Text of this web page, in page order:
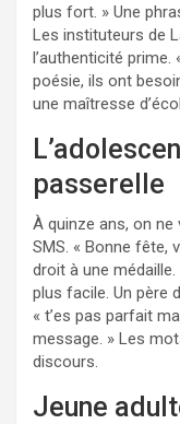
plus fort. » Une
Les instituteurs de
l’authenticité prime.
poésie, ils ont
une maîtresse
passerelle
À quinze ans, on ne
SMS. « Bonne fête,
droit à une médaille.
plus facile. Un père
« t’es pas parfait
message. » Les
discours.
Jeune